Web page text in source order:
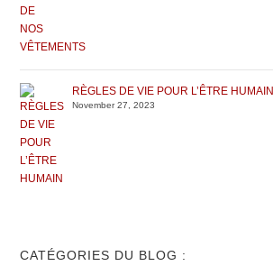
RÈGLES DE VIE POUR L’ÊTRE HUMAIN
November 27, 2023
CATÉGORIES DU BLOG :